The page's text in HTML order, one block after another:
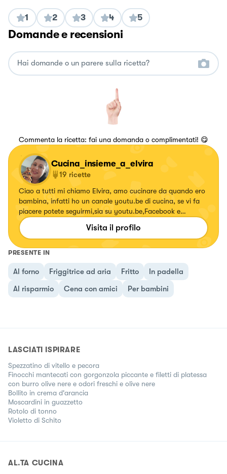
1 2 3 4 5
Domande e recensioni
Commenta la ricetta: fai una domanda o complimentati! 😋
Cucina_insieme_a_elvira
19 ricette
Ciao a tutti mi chiamo Elvira, amo cucinare da quando ero
bambina, infatti ho un canale youtu.be di cucina, se vi fa
piacere potete seguirmi,sia su youtu.be,Facebook e
istagram, grazie mille a tutti,spero che le mie ricette vi
piacciono grazie mille a tutti 😍#cucinainsiemeaelvira
Visita il profilo
PRESENTE IN
Al forno Friggitrice ad aria Fritto
In padella
Al risparmio
Cena con amici Per bambini
LASCIATI ISPIRARE
Spezzatino di vitello e pecora
Finocchi mantecati con gorgonzola piccante e filetti di platessa
con burro olive nere e odori freschi e olive nere
Bollito in crema d'arancia
Moscardini in guazzetto
Rotolo di tonno
Violetto di Schito
AL.TA CUCINA